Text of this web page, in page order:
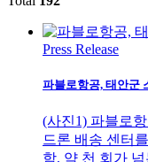
Press Release
파블로항공, 태안군
(사진1) 파블로
드론 배송 센터
함, 약 천 회가